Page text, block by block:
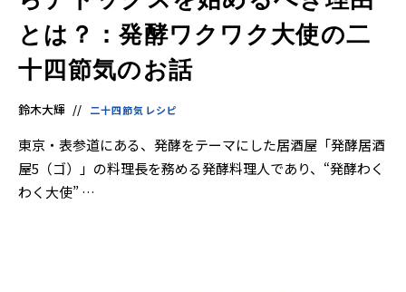
とは？：発酵ワクワク大使の二
十四節気のお話
鈴木大輝 二十四節気レシピ
東京・表参道にある、発酵をテーマにした居酒屋「発酵居酒
屋5（ゴ）」の料理長を務める発酵料理人であり、“発酵わく
わく大使” …